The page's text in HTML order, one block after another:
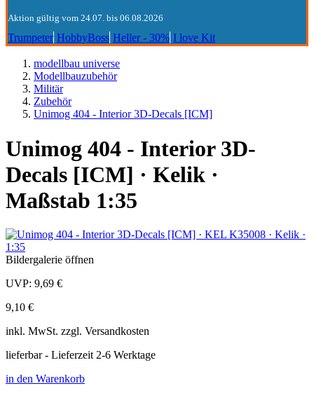
Aktion gültig vom 24.07. bis 06.08.2026
Trumpeter HobbyBoss Heller - 30% I love Kit
modellbau universe
Modellbauzubehör
Militär
Zubehör
Unimog 404 - Interior 3D-Decals [ICM]
Unimog 404 - Interior 3D-
Decals [ICM] · Kelik ·
Maßstab 1:35
Bildergalerie öffnen
UVP: 9,69 €
9,10 €
inkl. MwSt. zzgl. Versandkosten
lieferbar - Lieferzeit 2-6 Werktage
in den Warenkorb